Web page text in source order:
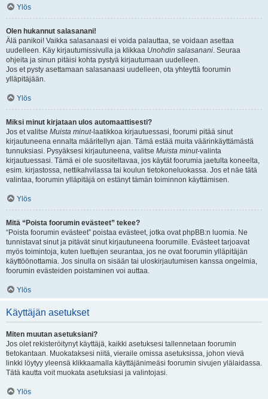
Ylös
Olen hukannut salasanani!
Älä panikoi! Vaikka salasanaasi ei voida palauttaa, se voidaan asettaa
uudelleen. Käy kirjautumissivulla ja klikkaa Unohdin salasanani. Seuraa
ohjeita ja sinun pitäisi kohta pystyä kirjautumaan uudelleen.
Jos et pysty asettamaan salasanaasi uudelleen, ota yhteyttä foorumin
ylläpitäjään.
Ylös
Miksi minut kirjataan ulos automaattisesti?
Jos et valitse Muista minut-laatikkoa kirjautuessasi, foorumi pitää sinut
kirjautuneena ennalta määritellyn ajan. Tämä estää muita väärinkäyttämästä
tunnuksiasi. Pysyäksesi kirjautuneena, valitse Muista minut-valinta
kirjautuessasi. Tämä ei ole suositeltavaa, jos käytät foorumia jaetulta koneelta,
esim. kirjastossa, nettikahvilassa tai koulun tietokoneluokassa. Jos et näe tätä
valintaa, foorumin ylläpitäjä on estänyt tämän toiminnon käyttämisen.
Ylös
Mitä “Poista foorumin evästeet” tekee?
“Poista foorumin evästeet” poistaa evästeet, jotka ovat phpBB:n luomia. Ne
tunnistavat sinut ja pitävät sinut kirjautuneena foorumille. Evästeet tarjoavat
myös toimintoja, kuten luettujen seurantaa, jos ne ovat foorumin ylläpitäjän
käyttöönottamia. Jos sinulla on sisään tai uloskirjautumisen kanssa ongelmia,
foorumin evästeiden poistaminen voi auttaa.
Ylös
Käyttäjän asetukset
Miten muutan asetuksiani?
Jos olet rekisteröitynyt käyttäjä, kaikki asetuksesi tallennetaan foorumin
tietokantaan. Muokataksesi niitä, vieraile omissa asetuksissa, johon vievä
linkki löytyy yleensä klikkaamalla käyttäjänimeäsi foorumin sivujen ylälaidassa.
Tätä kautta voit muokata asetuksiasi ja valintojasi.
Ylös